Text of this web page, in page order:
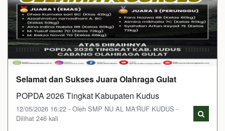
Selamat dan Sukses Juara Olahraga Gulat
POPDA 2026 Tingkat Kabupaten Kudus
12/05/2026 16:22 - Oleh SMP NU AL MA'RUF KUDUS -
Dilihat 246 kali